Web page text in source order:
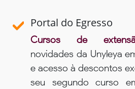
Portal do Egresso
Cursos de
novidades da Unyleya
e acesso à descontos
seu segundo curso